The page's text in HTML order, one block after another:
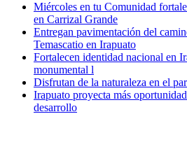
Miércoles en tu Comunidad
en Carrizal Grande
Entregan pavimentación del
Temascatio en Irapuato
Fortalecen identidad nacional en
monumental l
Disfrutan de la naturaleza en el
Irapuato proyecta más
desarrollo